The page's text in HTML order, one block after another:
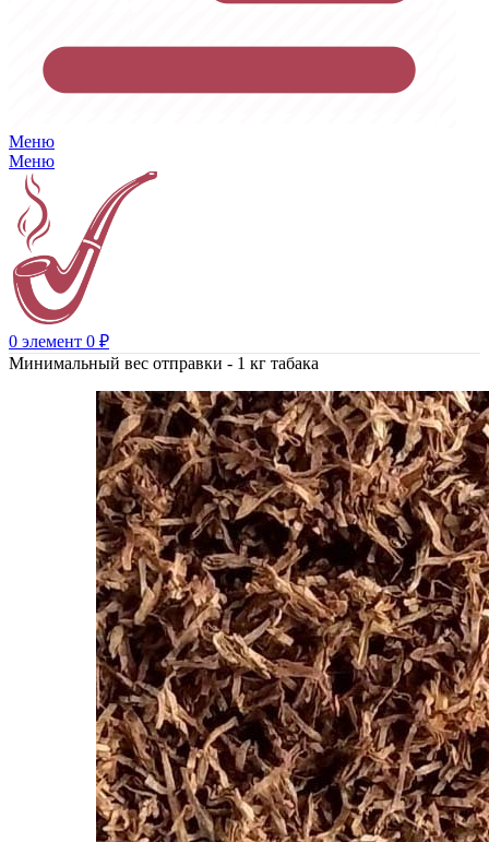
Меню
Меню
0 элемент 0 ₽
Минимальный вес отправки - 1 кг табака